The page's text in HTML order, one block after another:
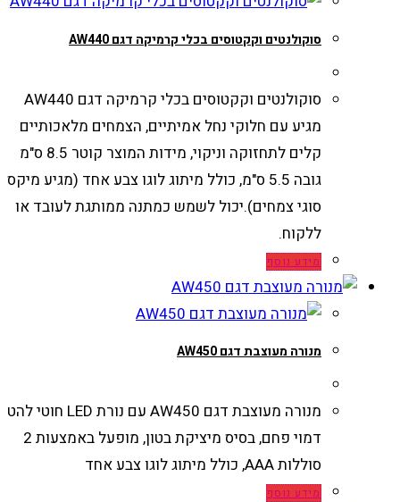
סוקולנטים וקקטוסים בכלי קרמיקה דגם AW440
סוקולנטים וקקטוסים בכלי קרמיקה דגם AW440
מגיע עם חלוקי נחל אמיתיים, הצמחים מלאכותיים
קלים לתחזוקה וניקוי, מידות המוצר קוטר 8.5 ס"מ
גובה 5.5 ס"מ, כולל מיתוג לוגו צבע אחד (מגיע מיקס
סוגי צמחים).יכול לשמש כמתנה ממותגת לעובד או
ללקוח.
מידע נוסף
מנורה מעוצבת דגם AW450
מנורה מעוצבת דגם AW450 עם נורת LED חוטי להט
דמוי פחם, בסיס מיציקת בטון, מופעל באמצעות 2
סוללות AAA, כולל מיתוג לוגו צבע אחד
מידע נוסף